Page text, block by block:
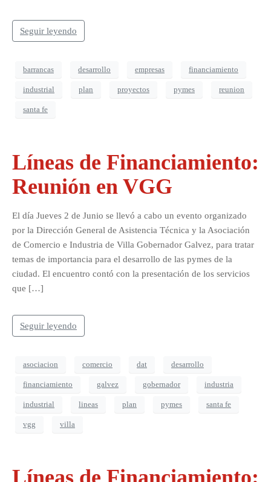
Seguir leyendo
barrancas desarrollo empresas financiamiento
industrial plan proyectos pymes reunion
santa fe
Líneas de Financiamiento:
Reunión en VGG
El día Jueves 2 de Junio se llevó a cabo un evento organizado
por la Dirección General de Asistencia Técnica y la Asociación
de Comercio e Industria de Villa Gobernador Galvez, para tratar
temas de importancia para el desarrollo de las pymes de la
ciudad. El encuentro contó con la presentación de los servicios
que […]
Seguir leyendo
asociacion comercio dat desarrollo
financiamiento galvez gobernador industria
industrial lineas plan pymes santa fe
vgg villa
Líneas de Financiamiento: